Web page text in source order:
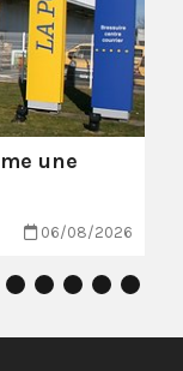
une
06/08/2026